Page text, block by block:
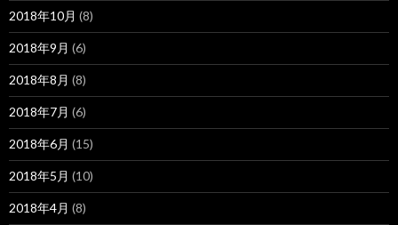
2018年10月 (8)
2018年9月 (6)
2018年8月 (8)
2018年7月 (6)
2018年6月 (15)
2018年5月 (10)
2018年4月 (8)